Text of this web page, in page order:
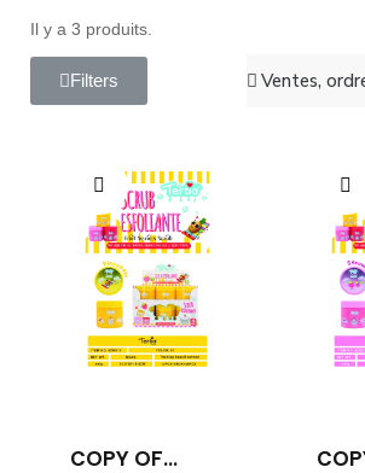
Il y a 3 produits.
Filters
COPY OF